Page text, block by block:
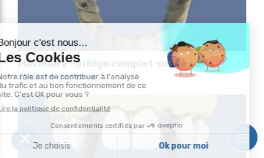
Maxillaire : bridge complet scellé sans
fausse gencive